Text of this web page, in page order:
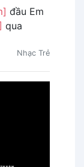
đầu Em
qua
Nhạc Trẻ